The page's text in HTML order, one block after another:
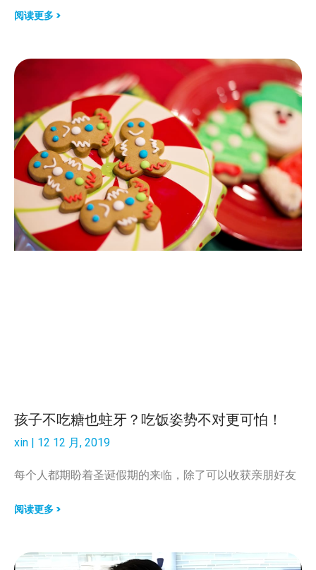
阅读更多 >
孩子不吃糖也蛀牙？吃饭姿势不对更可怕！
xin 12 12 月, 2019
每个人都期盼着圣诞假期的来临，除了可以收获亲朋好友
阅读更多 >